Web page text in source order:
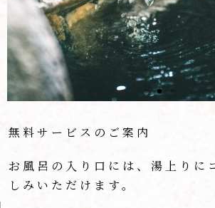
無料サービスのご案内
お風呂の入り口には、湯上りに
しみいただけます。